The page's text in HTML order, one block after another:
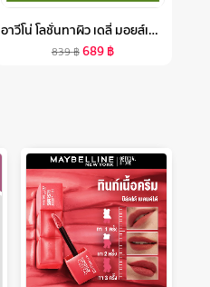
อาวีโน่ โลชั่นทาผิว เดลี่ มอยส์เจอร์ไรซิ่ง โลชั่น 1000 มล. AVEENO DAILY MOISTURIZING LOTION 1000 ML.
839฿689฿